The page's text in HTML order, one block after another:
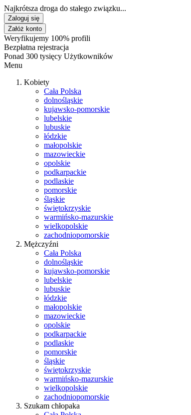
Najkrótsza droga do stałego związku...
Zaloguj się
Załóż konto
Weryfikujemy 100% profili
Bezpłatna rejestracja
Ponad 300 tysięcy Użytkowników
Menu
Kobiety
Cała Polska
dolnośląskie
kujawsko-pomorskie
lubelskie
lubuskie
łódzkie
małopolskie
mazowieckie
opolskie
podkarpackie
podlaskie
pomorskie
śląskie
świętokrzyskie
warmińsko-mazurskie
wielkopolskie
zachodniopomorskie
Mężczyźni
Cała Polska
dolnośląskie
kujawsko-pomorskie
lubelskie
lubuskie
łódzkie
małopolskie
mazowieckie
opolskie
podkarpackie
podlaskie
pomorskie
śląskie
świętokrzyskie
warmińsko-mazurskie
wielkopolskie
zachodniopomorskie
Szukam chłopaka